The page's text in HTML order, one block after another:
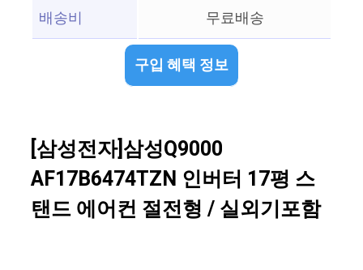
배송비 무료배송
구입 혜택 정보
[삼성전자]삼성Q9000
AF17B6474TZN 인버터 17평 스
탠드 에어컨 절전형 / 실외기포함